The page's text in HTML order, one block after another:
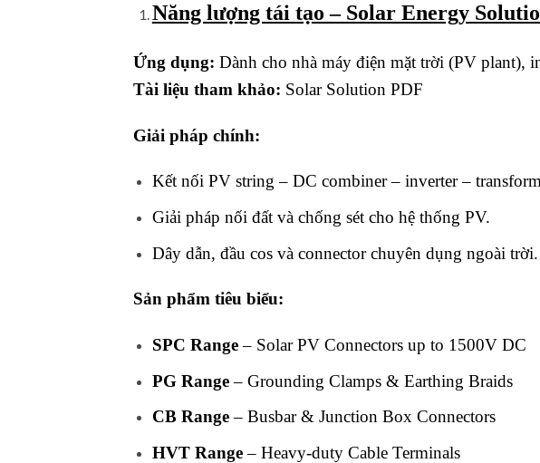
Năng lượng tái tạo – Solar Energy
Ứng dụng: Dành cho nhà máy điện mặt trời (PV plant),
Tài liệu tham khảo: Solar Solution PDF
Giải pháp chính:
Kết nối PV string – DC combiner – inverter –
Giải pháp nối đất và chống sét cho hệ thống PV.
Dây dẫn, đầu cos và connector chuyên dụng ngoài trời.
Sản phẩm tiêu biểu:
SPC Range– Solar PV Connectors up to 1500V DC
PG Range– Grounding Clamps & Earthing Braids
CB Range– Busbar & Junction Box Connectors
HVT Range– Heavy-duty Cable Terminals